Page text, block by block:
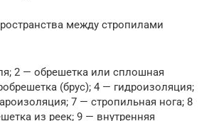
между стропилами
2 — обрешетка или сплошная
(брус); 4 — гидроизоляция;
7 — стропильная нога; 8
из реек; 9 — внутренняя